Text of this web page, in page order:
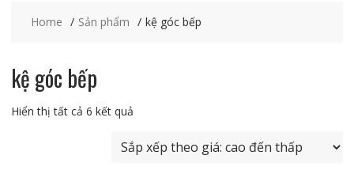
Home Sản phẩm kệ góc bếp
kệ góc bếp
Hiển thị tất cả 6 kết quảĐã
xếp